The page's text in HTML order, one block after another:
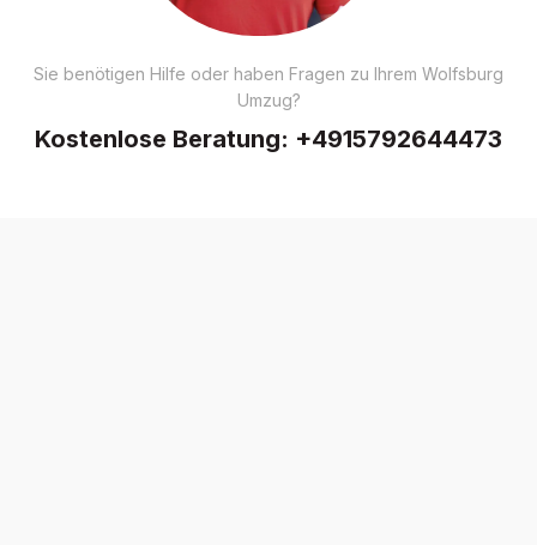
Sie benötigen Hilfe oder haben Fragen zu Ihrem Wolfsburg
Umzug?
Kostenlose Beratung: +4915792644473